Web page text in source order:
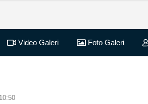
Video Galeri Foto Galeri